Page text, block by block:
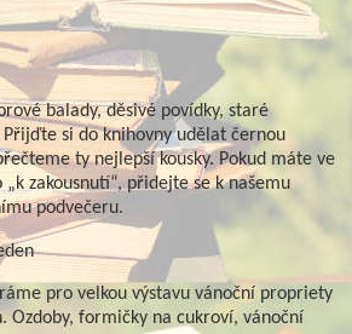
balady, děsivé povídky, staré
Přijďte si do knihovny udělat černou
ty nejlepší kousky. Pokud máte ve
zakousnutí“, přidejte se k našemu
podvečeru.
pro velkou výstavu vánoční propriety
Ozdoby, formičky na cukroví, vánoční